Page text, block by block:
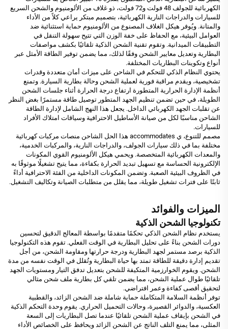
الكهربائية للجولف 48 فولت و72 فولت، ذو غلاف من الألومنيوم والشحن السريع
للسيارات والدراجات النارية الكهربائية، بتصميم مبتكر يراعي كلاً من الأداء
والمتانة. ويُوفر هيكل الغلاف المصنوع من الألومنيوم حماية استثنائية ضد
العوامل البيئية، مع الحفاظ على خفة الوزن التي تتيح سهولة التنقل في
التطبيقات الميدانية. وتقوم تقنية الشحن الذكية تلقائيًا بكشف مواصفات
البطارية وتعديل معايير الشحن وفقًا لذلك، مما يضمن توفير الطاقة الأمثل عبر
أنواع وتكوينات البطاريات المختلفة.
يحتوي النظام الذكي للتحكم في الشاحن على ميزات أمان متعددة وقدرات
تشخيصية، ويقدم مراقبة فورية لعملية الشحن وحالة بطارية السيارة. وتمنع
أنظمة الإدارة الحرارية المتطورة ارتفاع درجة الحرارة أثناء جلسات الشحن
الطويلة، في حين تضمن تنظيم الجهد المتطور توصيل طاقة مستمرًا بغض النظر
عن تقلبات الجهد الكهربائي الداخل. يجعل هذا النهج الشامل لإدارة الطاقة
الشاحن مناسبًا لكل من صيانة الأساطيل الاحترافية وسياقات امتلاك الأفراد
للسيارات.
مصمم للتنوع، ي accommodates هذا الحل الشاحن منصات مركبات كهربائية
مختلفة بما في ذلك سيارات الجولف، والدراجات النارية، والمركبات الخدمية،
والمعدات الكهربائية المتخصصة. ويحمي هيكل الألومنيوم القوي المكونات
الإلكترونية الحساسة مع تسهيل تبديد الحرارة بكفاءة، مما يتيح تشغيلًا موثوقًا به
في الظروف البيئية الصعبة. وتضمن المكونات الداخلية من الفئة الاحترافية أداءً
ثابتًا على فترات تشغيل طويلة، مما يقلل من متطلبات الصيانة وتكاليف التشغيل.
الميزات والفوائد
تكنولوجيا الشحن الذكية
يستخدم نظام الشحن الذكي تحكمًا متقدمًا بواسطة المعالج الدقيق لتحسين
دورات الشحن بناءً على تحليل البطارية في الوقت الفعلي. تقوم هذه التكنولوجيا
الذكية برصد مستمر لجهد البطارية ودرجة حرارتها ومقاومة الشحن، من أجل
تقديم إدارة دقيقة للطاقة تمتد بها حياة البطارية وتُقلل في الوقت نفسه من مدة
الشحن. ويقوم الخوارزمية المتكيفة للشحن بتعديل تدفق التيار ومستويات الجهد
تلقائيًا طوال عملية الشحن، مما يضمن تلقي كل بطارية ملف شحن مثالي
لتحقيق أقصى كفاءة وعمر افتراضي.
توفر أنظمة السلامة المتكاملة حماية شاملة ضد الشحن الزائد، والقطبية
العكسية، والدوائر القصيرة، وحالات التحميل الحراري. يقوم وحدة التحكم الذكية
في الشحن بإيقاف عملية الشحن تلقائيًا عندما تصل البطاريات إلى السعة
المثلى، مما يمنع التلف الناتج عن الشحن الزائد ويحافظ على الخصائص الأداء